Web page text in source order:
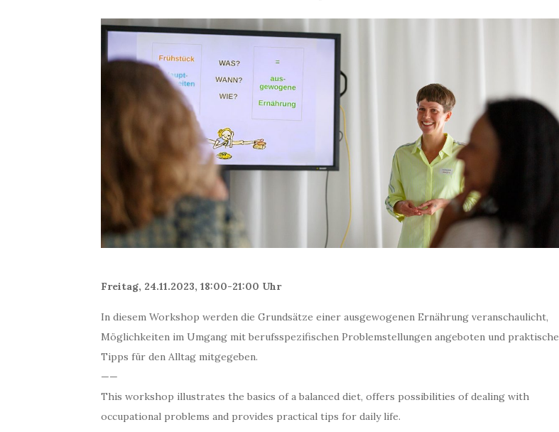
Freitag, 24.11.2023, 18:00-21:00 Uhr
In diesem Workshop werden die Grundsätze einer ausgewogenen Ernährung veranschaulicht,
Möglichkeiten im Umgang mit berufsspezifischen Problemstellungen angeboten und praktische
Tipps für den Alltag mitgegeben.
——
This workshop illustrates the basics of a balanced diet, offers possibilities of dealing with
occupational problems and provides practical tips for daily life.